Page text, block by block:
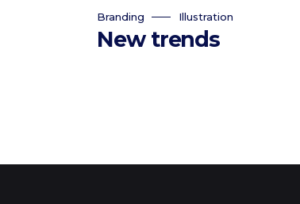
Branding Illustration
New trends